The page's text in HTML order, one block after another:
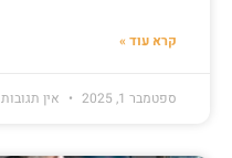
קרא עוד »
ספטמבר 1, 2025 אין תגובות